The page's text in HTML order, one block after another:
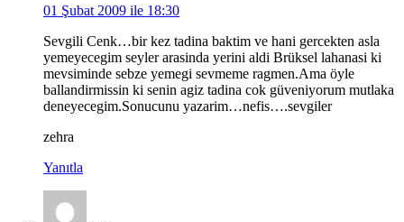
01 Şubat 2009 ile 18:30
Sevgili Cenk…bir kez tadina baktim ve hani gercekten asla
yemeyecegim seyler arasinda yerini aldi Brüksel lahanasi ki
mevsiminde sebze yemegi sevmeme ragmen.Ama öyle
ballandirmissin ki senin agiz tadina cok güveniyorum mutlaka
deneyecegim.Sonucunu yazarim…nefis….sevgiler
zehra
Yanıtla